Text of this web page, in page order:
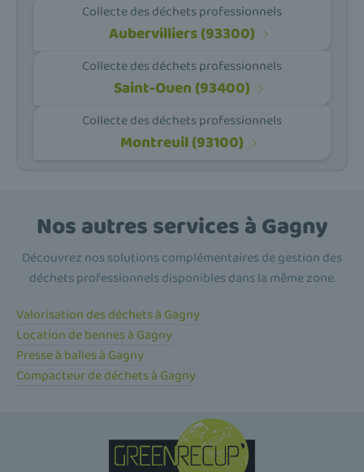
Collecte des déchets professionnels
Aubervilliers (93300)
Collecte des déchets professionnels
Saint-Ouen (93400)
Collecte des déchets professionnels
Montreuil (93100)
Nos autres services à Gagny
Découvrez nos solutions complémentaires de gestion des
déchets professionnels disponibles dans la même zone.
Valorisation des déchets à Gagny
Location de bennes à Gagny
Presse à balles à Gagny
Compacteur de déchets à Gagny